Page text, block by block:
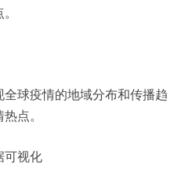
球疫情的地域分布和传播趋
点。
可视化